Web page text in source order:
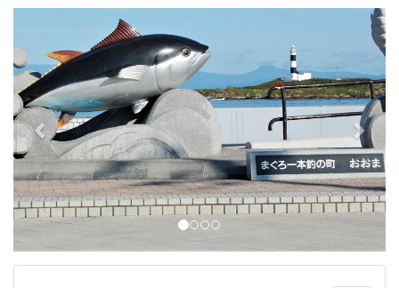
e
v
i
o
u
s
x
t